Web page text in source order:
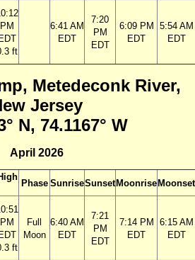
PM
EDT
ft
6:41 AM
EDT
7:20
PM
EDT
6:09 PM
EDT
5:54 AM
EDT
Metedeconk River,
Jersey
N, 74.1167° W
April 2026
Phase SunriseSunsetMoonriseMoonset
PM
ft
Full
Moon
6:40 AM
EDT
7:21
PM
EDT
7:14 PM
EDT
6:15 AM
EDT